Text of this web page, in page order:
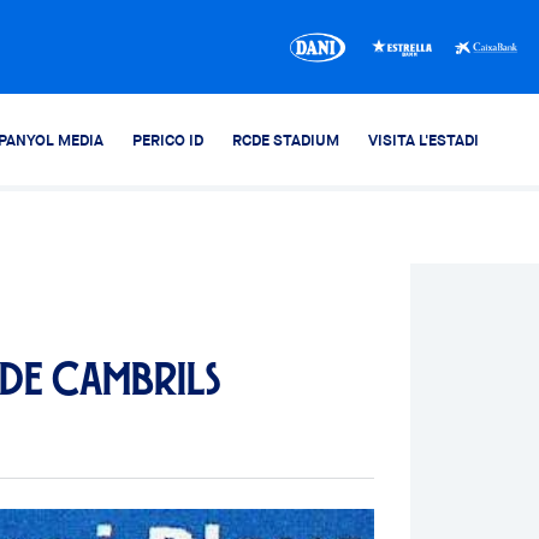
MEDIA PERICO ID RCDE STADIUM VISITA L'ESTADI
Cambrils